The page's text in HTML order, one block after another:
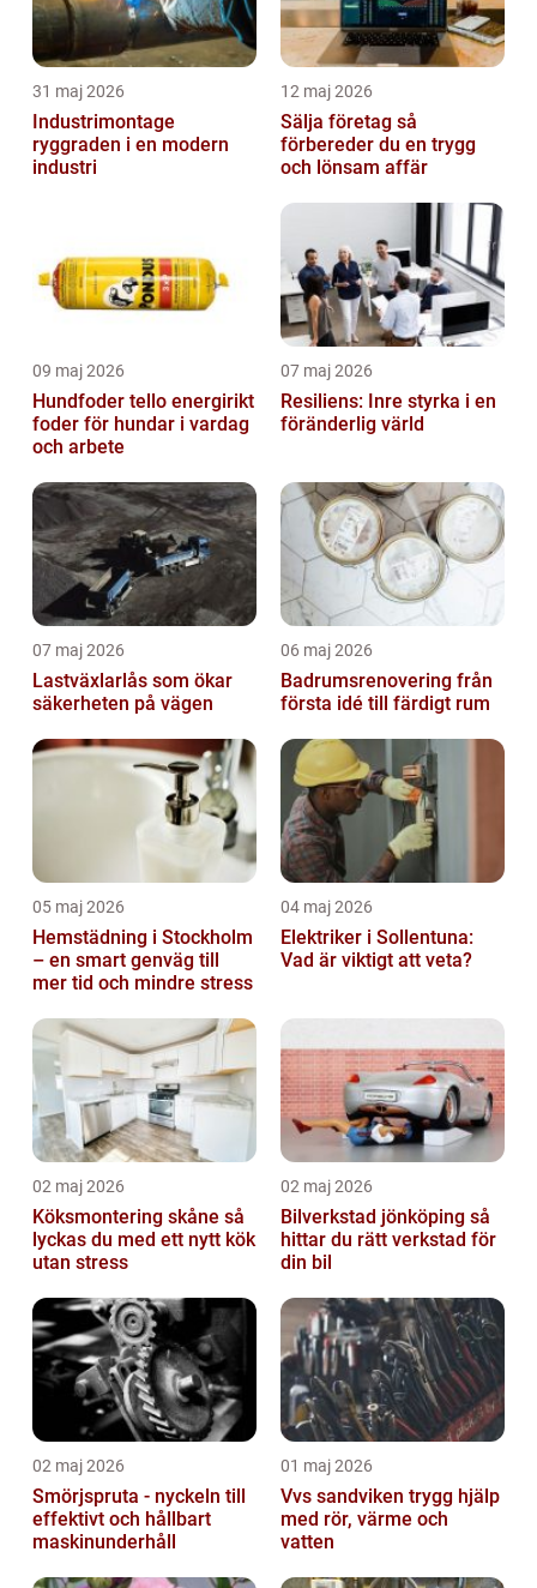
31 maj 2026
Industrimontage
ryggraden i en modern
industri
12 maj 2026
Sälja företag så
förbereder du en trygg
och lönsam affär
09 maj 2026
Hundfoder tello energirikt
foder för hundar i vardag
och arbete
07 maj 2026
Resiliens: Inre styrka i en
föränderlig värld
07 maj 2026
Lastväxlarlås som ökar
säkerheten på vägen
06 maj 2026
Badrumsrenovering från
första idé till färdigt rum
05 maj 2026
Hemstädning i Stockholm
– en smart genväg till
mer tid och mindre stress
04 maj 2026
Elektriker i Sollentuna:
Vad är viktigt att veta?
02 maj 2026
Köksmontering skåne så
lyckas du med ett nytt kök
utan stress
02 maj 2026
Bilverkstad jönköping så
hittar du rätt verkstad för
din bil
02 maj 2026
Smörjspruta - nyckeln till
effektivt och hållbart
maskinunderhåll
01 maj 2026
Vvs sandviken trygg hjälp
med rör, värme och
vatten